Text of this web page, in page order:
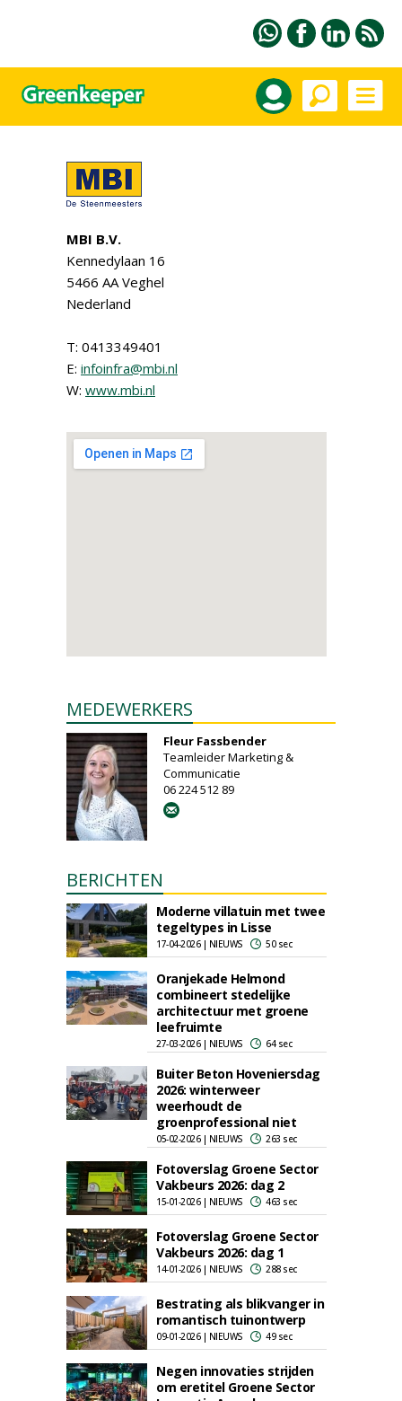
MBI B.V.
Kennedylaan 16
5466 AA Veghel
Nederland
T: 0413349401
E: infoinfra@mbi.nl
W: www.mbi.nl
MEDEWERKERS
Fleur Fassbender
Teamleider Marketing &
Communicatie
06 224 512 89
BERICHTEN
Moderne villatuin met twee
tegeltypes in Lisse
17-04-2026 | NIEUWS 50 sec
Oranjekade Helmond
combineert stedelijke
architectuur met groene
leefruimte
27-03-2026 | NIEUWS 64 sec
Buiter Beton Hoveniersdag
2026: winterweer
weerhoudt de
groenprofessional niet
05-02-2026 | NIEUWS 263 sec
Fotoverslag Groene Sector
Vakbeurs 2026: dag 2
15-01-2026 | NIEUWS 463 sec
Fotoverslag Groene Sector
Vakbeurs 2026: dag 1
14-01-2026 | NIEUWS 288 sec
Bestrating als blikvanger in
romantisch tuinontwerp
09-01-2026 | NIEUWS 49 sec
Negen innovaties strijden
om eretitel Groene Sector